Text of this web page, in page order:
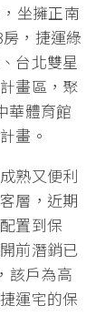
坐擁正南
，捷運綠
台北雙星
畫區，聚
華體育館
畫。
熟又便利
層，近期
置到保
前潛銷已
該戶為高
運宅的保